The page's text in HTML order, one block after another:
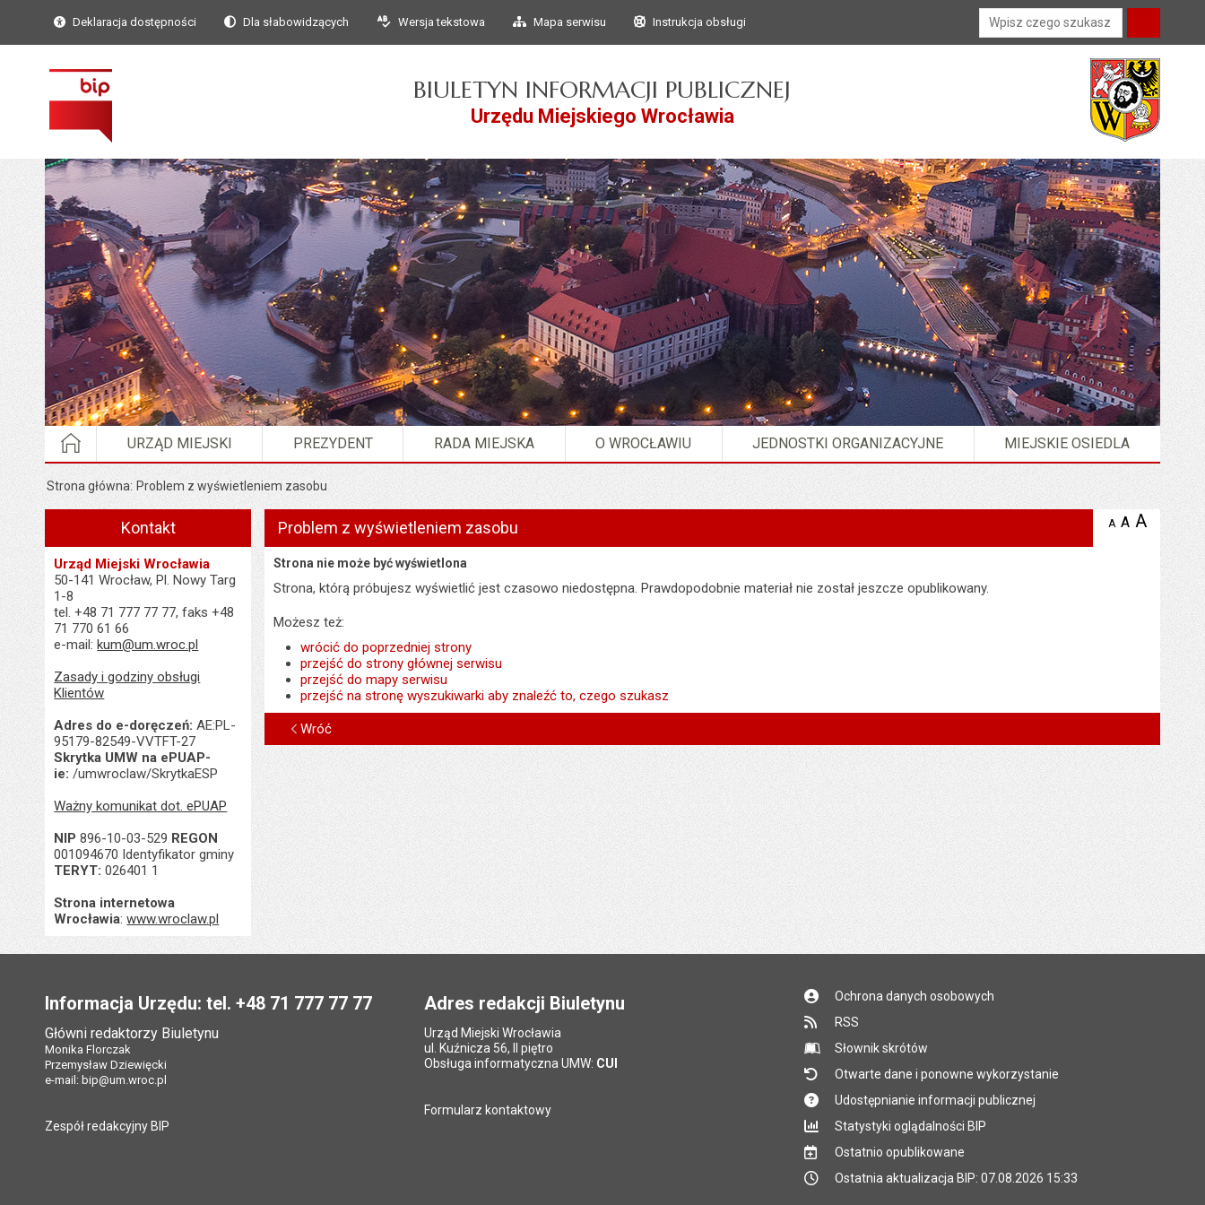
Przejdź do głównego
Przejdź do treści
Deklaracja dostępności Dla słabowidzących Wersja tekstowa Mapa serwisu Instrukcja obsługi Wyszukiwarka
BIULETYN INFORMACJI PUBLICZNEJ
Urzędu Miejskiego Wrocławia
STRONA GŁÓWNA
URZĄD MIEJSKI PREZYDENT RADA MIEJSKA O WROCŁAWIU JEDNOSTKI ORGANIZACYJNE MIEJSKIE OSIEDLA
Strona główna Problem z wyświetleniem zasobu
Kontakt
Urząd Miejski Wrocławia
50-141 Wrocław, Pl. Nowy Targ
1-8
tel. +48 71 777 77 77, faks +48
71 770 61 66
e-mail:kum@um.wroc.pl
Zasady i godziny obsługi
Klientów
Adres do e-doręczeń: AE:PL-
95179-82549-VVTFT-27
Skrytka UMW na ePUAP-
ie: /umwroclaw/SkrytkaESP
Ważny komunikat dot. ePUAP
NIP 896-10-03-529 REGON
001094670 Identyfikator gminy
TERYT: 026401 1
Strona internetowa
Wrocławia:www.wroclaw.pl
Problem z wyświetleniem zasobu A zmniejsz
A domyślna
A
Strona nie może być wyświetlona
Strona, którą próbujesz wyświetlić jest czasowo niedostępna. Prawdopodobnie materiał nie został jeszcze opublikowany.
Możesz też:
wrócić do poprzedniej strony
przejść do strony głównej serwisu
przejść do mapy serwisu
przejść na stronę wyszukiwarki aby znaleźć to, czego szukasz
Wróć
Informacja Urzędu: tel. +48 71 777 77 77
Główni redaktorzy Biuletynu
Monika Florczak
Przemysław Dziewięcki
e-mail: bip@um.wroc.pl
Zespół redakcyjny BIP
Adres redakcji Biuletynu
Urząd Miejski Wrocławia
ul. Kuźnicza 56, II piętro
Obsługa informatyczna UMW: CUI
Formularz kontaktowy
Ochrona danych osobowych
RSS
Słownik skrótów
Otwarte dane i ponowne wykorzystanie
Udostępnianie informacji publicznej
Statystyki oglądalności BIP
Ostatnio opublikowane
Ostatnia aktualizacja BIP: 07.08.2026 15:33